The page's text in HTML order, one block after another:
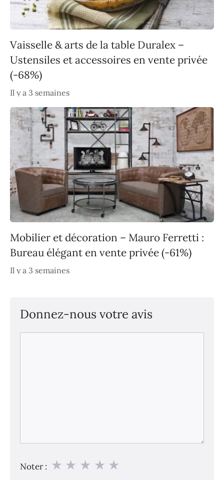
Vaisselle & arts de la table Duralex –
Ustensiles et accessoires en vente privée
(-68%)
Il y a 3 semaines
Mobilier et décoration – Mauro Ferretti :
Bureau élégant en vente privée (-61%)
Il y a 3 semaines
Donnez-nous votre avis
Noter : ★
★
★
★
★